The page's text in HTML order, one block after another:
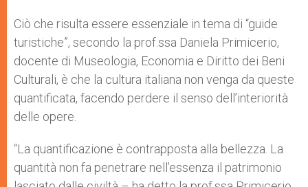
Ciò che risulta essere essenziale in tema di “guide
turistiche”, secondo la prof.ssa Daniela Primicerio,
docente di Museologia, Economia e Diritto dei Beni
Culturali, è che la cultura italiana non venga da queste
quantificata, facendo perdere il senso dell’interiorità
delle opere.
“La quantificazione è contrapposta alla bellezza. La
quantità non fa penetrare nell’essenza il patrimonio